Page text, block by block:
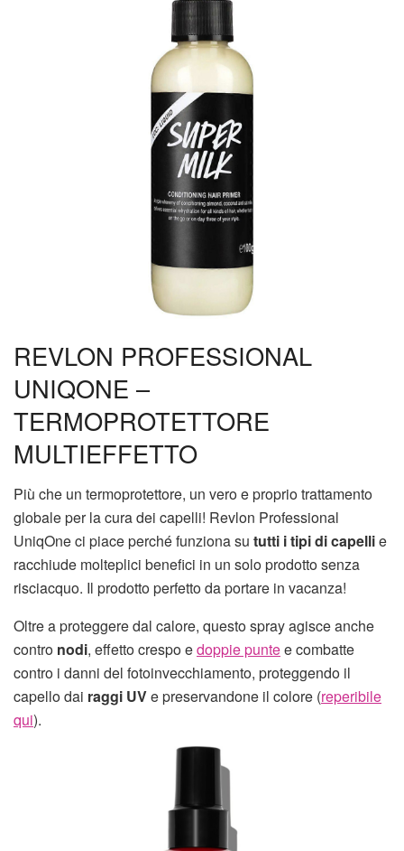
REVLON PROFESSIONAL
UNIQONE –
TERMOPROTETTORE
MULTIEFFETTO
Più che un termoprotettore, un vero e proprio trattamento
globale per la cura dei capelli! Revlon Professional
UniqOne ci piace perché funziona su tutti i tipi di capellie
racchiude molteplici benefici in un solo prodotto senza
risciacquo. Il prodotto perfetto da portare in vacanza!
Oltre a proteggere dal calore, questo spray agisce anche
contro nodi, effetto crespo edoppie puntee combatte
contro i danni del fotoinvecchiamento, proteggendo il
capello dai raggi UVe preservandone il colore (reperibile
qui).